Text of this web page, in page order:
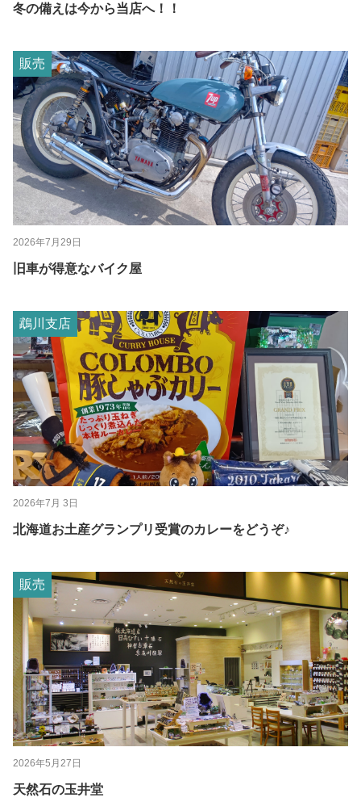
冬の備えは今から当店へ！！
販売
2026年7月29日
旧車が得意なバイク屋
鵡川支店
2026年7月 3日
北海道お土産グランプリ受賞のカレーをどうぞ♪
販売
2026年5月27日
天然石の玉井堂